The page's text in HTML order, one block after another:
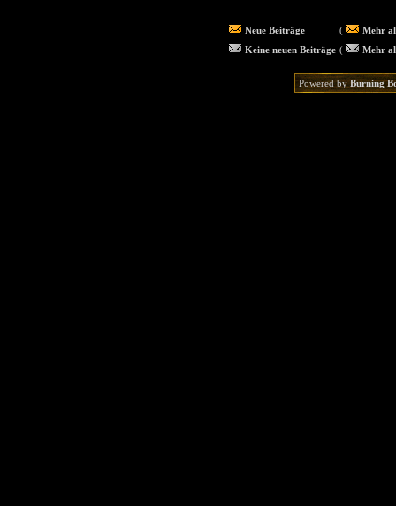
Neue Beiträge (
Mehr
Keine neuen Beiträge ( Mehr
Powered byBurning